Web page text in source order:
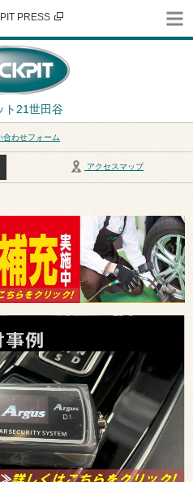
ト21世田谷
PRESS
合わせフォーム
アクセスマップ
ます。 / 定休日：8月定休日は火曜日、水曜日とな
ます。ご注意ください。